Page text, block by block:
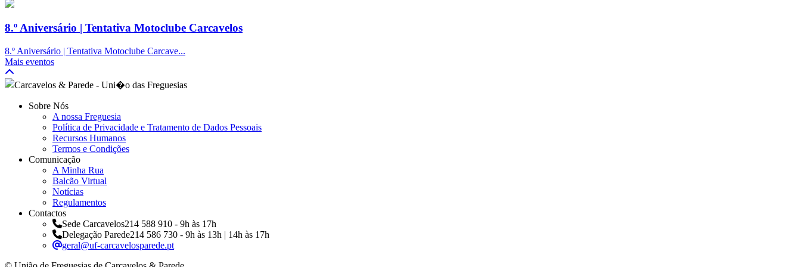
8.º Aniversário | Tentativa Motoclube Carcavelos
8.º Aniversário | Tentativa Motoclube Carcave...
Mais eventos
Sobre Nós
A nossa Freguesia
Política de Privacidade e Tratamento de Dados Pessoais
Recursos Humanos
Termos e Condições
Comunicação
A Minha Rua
Balcão Virtual
Notícias
Regulamentos
Contactos
Sede Carcavelos214 588 910 - 9h às 17h
Delegação Parede214 586 730 - 9h às 13h | 14h às 17h
geral@uf-carcavelosparede.pt